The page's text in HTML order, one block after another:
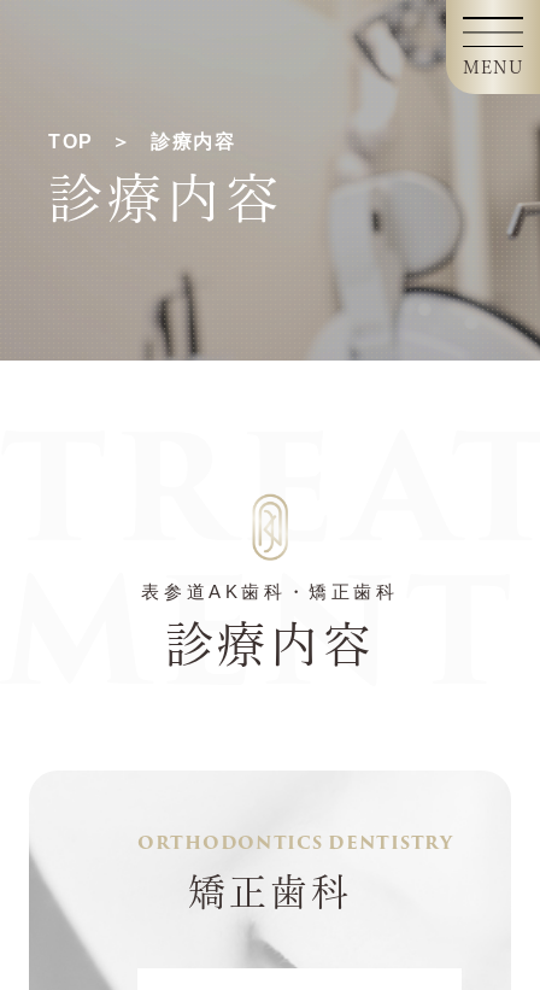
TOP 診療内容
診療内容
MENT
表参道AK歯科・矯正歯科
診療内容
ORTHODONTICS DENTISTRY
矯正歯科
MENU